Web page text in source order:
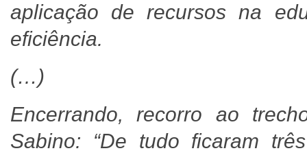
aplicação de recursos na
eficiência.
(…)
Encerrando, recorro ao
Sabino: “De tudo ficaram